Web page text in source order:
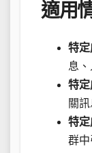
適用
特定
息
特定
關
特定
群中